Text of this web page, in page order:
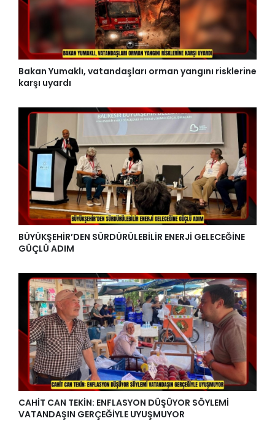
Bakan Yumaklı, vatandaşları orman yangını risklerine
karşı uyardı
BÜYÜKŞEHİR’DEN SÜRDÜRÜLEBİLİR ENERJİ GELECEĞİNE
GÜÇLÜ ADIM
CAHİT CAN TEKİN: ENFLASYON DÜŞÜYOR SÖYLEMİ
VATANDAŞIN GERÇEĞİYLE UYUŞMUYOR